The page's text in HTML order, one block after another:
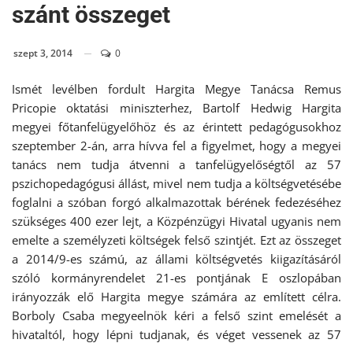
szánt összeget
szept 3, 2014 0
Ismét levélben fordult Hargita Megye Tanácsa Remus
Pricopie oktatási miniszterhez, Bartolf Hedwig Hargita
megyei főtanfelügyelőhöz és az érintett pedagógusokhoz
szeptember 2-án, arra hívva fel a figyelmet, hogy a megyei
tanács nem tudja átvenni a tanfelügyelőségtől az 57
pszichopedagógusi állást, mivel nem tudja a költségvetésébe
foglalni a szóban forgó alkalmazottak bérének fedezéséhez
szükséges 400 ezer lejt, a Közpénzügyi Hivatal ugyanis nem
emelte a személyzeti költségek felső szintjét. Ezt az összeget
a 2014/9-es számú, az állami költségvetés kiigazításáról
szóló kormányrendelet 21-es pontjának E oszlopában
irányozzák elő Hargita megye számára az említett célra.
Borboly Csaba megyeelnök kéri a felső szint emelését a
hivataltól, hogy lépni tudjanak, és véget vessenek az 57